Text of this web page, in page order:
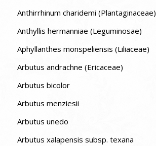
Anthirrhinum charidemi (Plantaginaceae)
Anthyllis hermanniae (Leguminosae)
Aphyllanthes monspeliensis (Liliaceae)
Arbutus andrachne (Ericaceae)
Arbutus bicolor
Arbutus menziesii
Arbutus unedo
Arbutus xalapensis subsp. texana